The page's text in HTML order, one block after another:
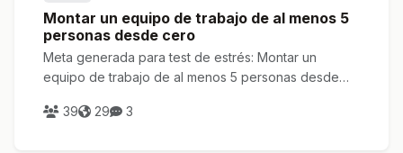
Montar un equipo de trabajo de al menos 5
personas desde cero
Meta generada para test de estrés: Montar un
equipo de trabajo de al menos 5 personas desde
39
29 3